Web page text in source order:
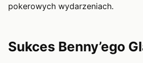
pokerowych wydarzeniach.
Sukces Benny’ego